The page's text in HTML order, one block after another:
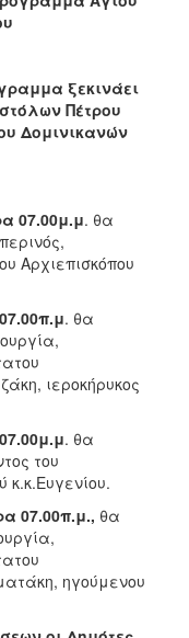
ξεκινάει
Πέτρου
Δομινικανών
07.00μ.μ. θα
Αρχιεπισκόπου
. θα
ιεροκήρυκος
. θα
του
07.00π.μ., θα
ηγούμενου